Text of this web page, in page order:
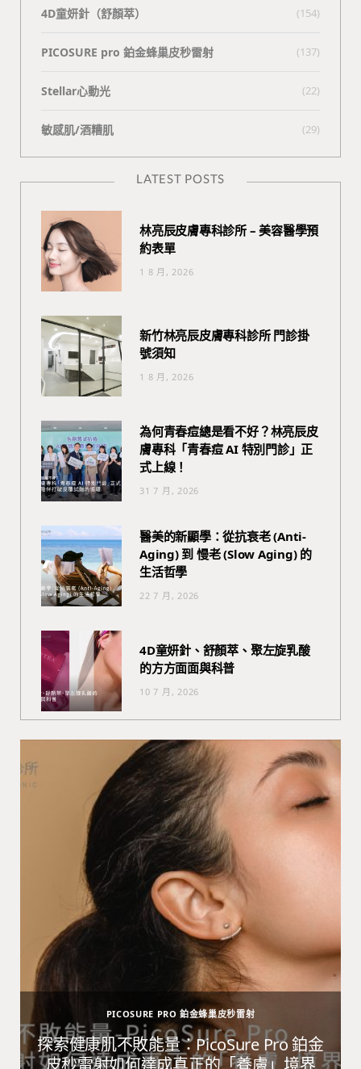
4D童妍針（舒顏萃） (154)
PICOSURE pro 鉑金蜂巢皮秒雷射 (137)
Stellar心動光 (22)
敏感肌/酒糟肌 (29)
LATEST POSTS
林亮辰皮膚專科診所 – 美容醫學預
約表單
1 8 月, 2026
新竹林亮辰皮膚專科診所 門診掛
號須知
1 8 月, 2026
為何青春痘總是看不好？林亮辰皮
膚專科「青春痘 AI 特別門診」正
式上線！
31 7 月, 2026
醫美的新顯學：從抗衰老 (Anti-
Aging) 到 慢老 (Slow Aging) 的
生活哲學
22 7 月, 2026
4D童妍針、舒顏萃、聚左旋乳酸
的方方面面與科普
10 7 月, 2026
PICOSURE PRO 鉑金蜂巢皮秒雷射
探索健康肌不敗能量：PicoSure Pro 鉑金
皮秒雷射如何達成真正的「養膚」境界